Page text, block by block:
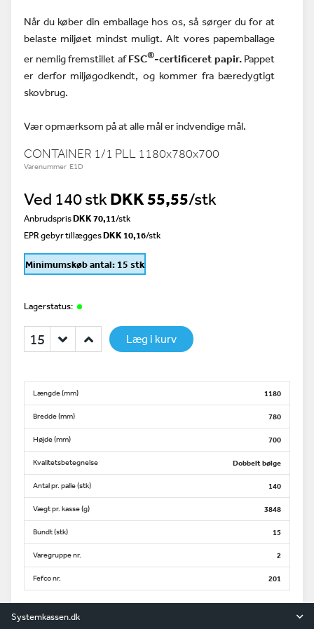
Når du køber din emballage hos os, så sørger du for at
belaste miljøet mindst muligt. Alt vores papemballage
er nemlig fremstillet afFSC®-certificeret papir.Pappet
er derfor miljøgodkendt, og kommer fra bæredygtigt
skovbrug.
Vær opmærksom på at alle mål er indvendige mål.
CONTAINER 1/1 PLL 1180x780x700
Varenummer E1D
Ved 140 stk DKK 55,55/stk
AnbrudsprisDKK 70,11/stk
EPR gebyr tillæggesDKK 10,16/stk
Minimumskøb antal: 15 stk
Lagerstatus:
Læg i kurv
Længde (mm) 1180
Bredde (mm) 780
Højde (mm) 700
Kvalitetsbetegnelse Dobbelt bølge
Antal pr. palle (stk) 140
Vægt pr. kasse (g) 3848
Bundt (stk) 15
Varegruppe nr. 2
Fefco nr. 201
Systemkassen.dk